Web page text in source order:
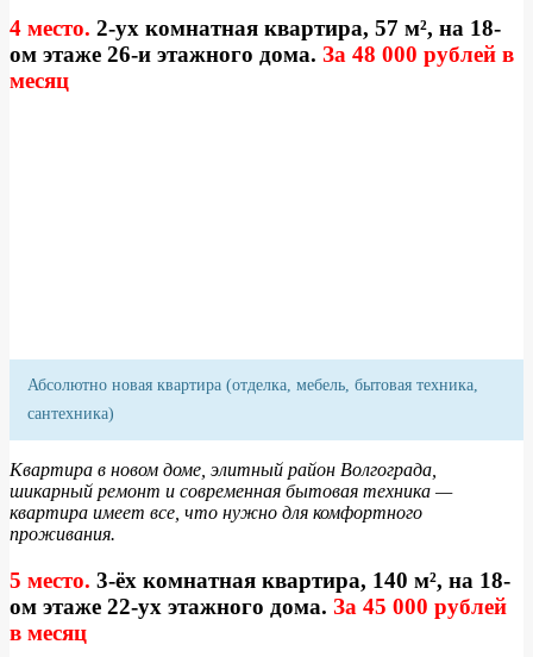
4 место. 2-ух комнатная квартира, 57 м², на 18-
ом этаже 26-и этажного дома. За 48 000 рублей в
месяц
Абсолютно новая квартира (отделка, мебель, бытовая техника,
сантехника)
Квартира в новом доме, элитный район Волгограда,
шикарный ремонт и современная бытовая техника —
квартира имеет все, что нужно для комфортного
проживания.
5 место. 3-ёх комнатная квартира, 140 м², на 18-
ом этаже 22-ух этажного дома. За 45 000 рублей
в месяц